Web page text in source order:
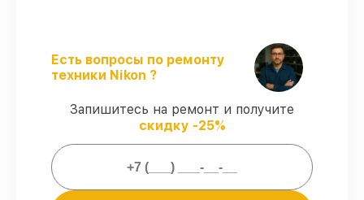
–
гарантируем завершение работ без
задержек.
обслуживаем фотовспышек всегда со
строгим соблюдением гарантийных
обязательств.
Мы гарантируем:
Есть вопросы по ремонту
техники Nikon ?
Запишитесь на ремонт и получите
скидку -25%